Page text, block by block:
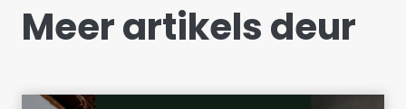
Meer artikels deur